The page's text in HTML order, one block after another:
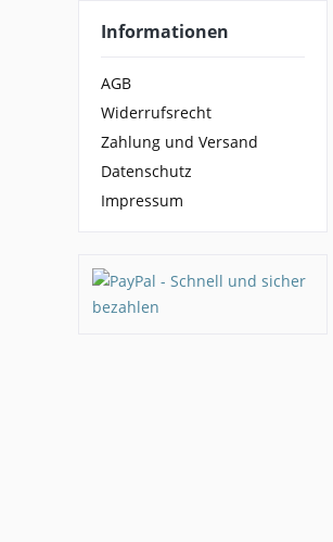
Informationen
AGB
Widerrufsrecht
Zahlung und Versand
Datenschutz
Impressum